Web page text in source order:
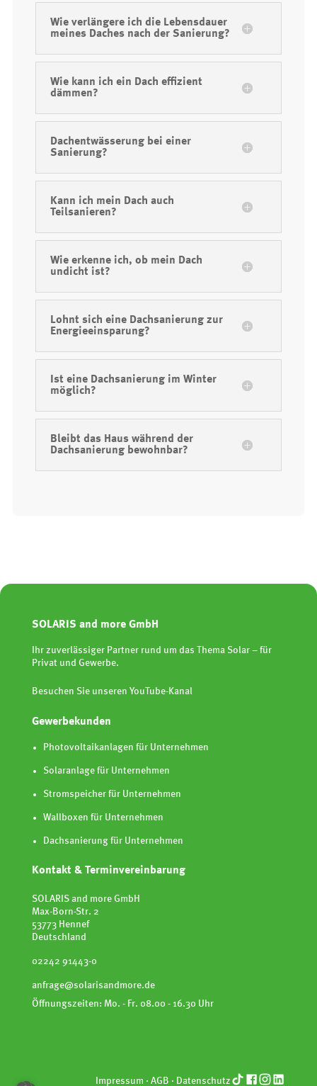
Wie verlängere ich die Lebensdauer
meines Daches nach der Sanierung?
Wie kann ich ein Dach effizient
dämmen?
Dachentwässerung bei einer
Sanierung?
Kann ich mein Dach auch
Teilsanieren?
Wie erkenne ich, ob mein Dach
undicht ist?
Lohnt sich eine Dachsanierung zur
Energieeinsparung?
Ist eine Dachsanierung im Winter
möglich?
Bleibt das Haus während der
Dachsanierung bewohnbar?
SOLARIS and more GmbH
Ihr zuverlässiger Partner rund um das Thema Solar – für
Privat und Gewerbe.
Besuchen Sie unseren YouTube-Kanal
Gewerbekunden
Photovoltaikanlagen für Unternehmen
Solaranlage für Unternehmen
Stromspeicher für Unternehmen
Wallboxen für Unternehmen
Dachsanierung für Unternehmen
Kontakt & Terminvereinbarung
SOLARIS and more GmbH
Max-Born-Str. 2
53773 Hennef
Deutschland
02242 91443-0
anfrage@solarisandmore.de
Öffnungszeiten: Mo. - Fr. 08.00 - 16.30 Uhr
Impressum · AGB · Datenschutz